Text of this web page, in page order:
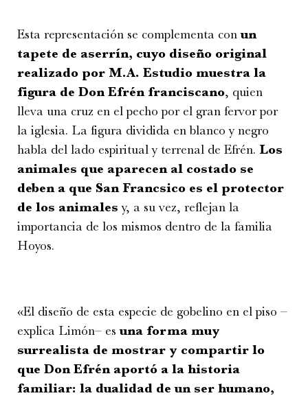
Esta representación se complementa conun
tapete de aserrín, cuyo diseño original
realizado por M.A. Estudio muestra la
figura de Don Efrén franciscano, quien
lleva una cruz en el pecho por el gran fervor por
la iglesia. La figura dividida en blanco y negro
habla del lado espiritual y terrenal de Efrén. Los
animales que aparecen al costado se
deben a que San Francsico es el protector
de los animales y, a su vez, reflejan la
importancia de los mismos dentro de la familia
Hoyos.
«El diseño de esta especie de gobelino en el piso –
explica Limón– esuna forma muy
surrealista de mostrar y compartir lo
que Don Efrén aportó a la historia
familiar: la dualidad de un ser humano,